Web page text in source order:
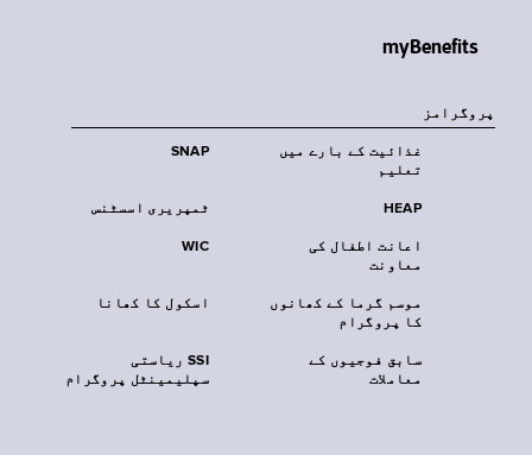
myBenefits
پروگرامز
SNAP
غذائیت کے بارے میں
تعلیم
ٹمپریری اسسٹنس HEAP
WIC
اعانت اطفال کی
معاونت
اسکول کا کھانا
موسم گرما کے کھانوں
کا پروگرام
SSI ریاستی
سپلیمینٹل پروگرام
سابق فوجیوں کے
معاملات